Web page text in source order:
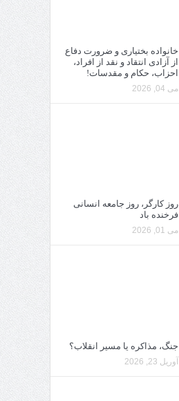
خانواده بختیاری و ضرورت دفاع
از آزادی انتقاد و نقد از افراد،
احزاب، حکام و مقدسات!
می 04, 2026
روز کارگر، روز جامعه انسانی
فرخنده باد
می 01, 2026
جنگ، مذاکره یا مسیر انقلاب؟
آوریل 23, 2026